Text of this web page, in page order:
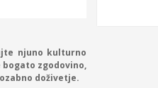
njuno kulturno
zgodovino,
doživetje.